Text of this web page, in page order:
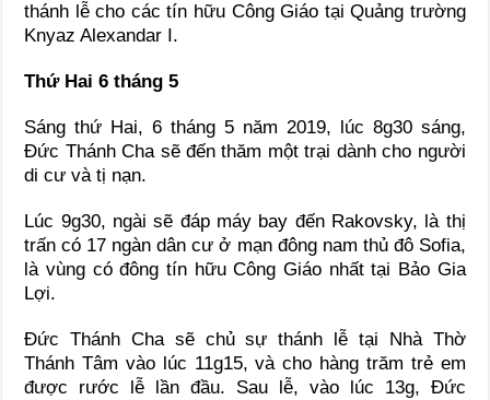
thánh lễ cho các tín hữu Công Giáo tại Quảng trường
Knyaz Alexandar I.
Thứ Hai 6 tháng 5
Sáng thứ Hai, 6 tháng 5 năm 2019, lúc 8g30 sáng,
Ðức Thánh Cha sẽ đến thăm một trại dành cho người
di cư và tị nạn.
Lúc 9g30, ngài sẽ đáp máy bay đến Rakovsky, là thị
trấn có 17 ngàn dân cư ở mạn đông nam thủ đô Sofia,
là vùng có đông tín hữu Công Giáo nhất tại Bảo Gia
Lợi.
Ðức Thánh Cha sẽ chủ sự thánh lễ tại Nhà Thờ
Thánh Tâm vào lúc 11g15, và cho hàng trăm trẻ em
được rước lễ lần đầu. Sau lễ, vào lúc 13g, Đức